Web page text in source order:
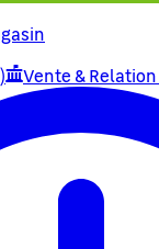
Vente &